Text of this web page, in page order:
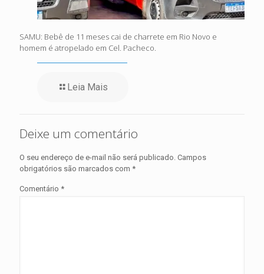
SAMU: Bebê de 11 meses cai de charrete em Rio Novo e
homem é atropelado em Cel. Pacheco.
Leia Mais
Deixe um comentário
O seu endereço de e-mail não será publicado. Campos
obrigatórios são marcados com *
Comentário *